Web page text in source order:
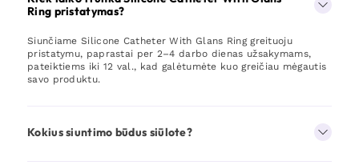
Ring pristatymas?
Siunčiame Silicone Catheter With Glans Ring greituoju
pristatymu, paprastai per 2–4 darbo dienas užsakymams,
pateiktiems iki 12 val., kad galėtumėte kuo greičiau mėgautis
savo produktu.
Kokius siuntimo būdus siūlote?